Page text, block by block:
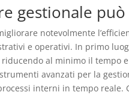
gestionale
notevolmente
e operativi. In primo
al minimo il tempo
avanzati per la
interni in tempo reale.